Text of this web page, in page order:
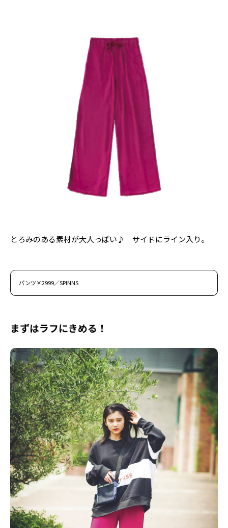
INFORMATION
について
Follow us
ST member
新規会員登録・ログイン
とろみのある素材が大人っぽい♪ サイドにライン入り。
パンツ￥2999／SPINNS
まずはラフにきめる！